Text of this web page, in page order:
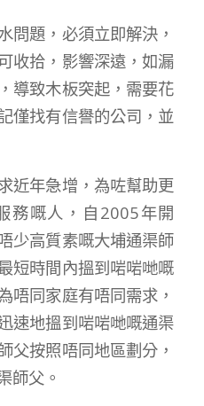
問題，必須立即解決，
收拾，影響深遠，如漏
導致木板突起，需要花
僅找有信譽的公司，並
近年急增，為咗幫助更
務嘅人，自2005年開
少高質素嘅大埔通渠師
短時間內搵到啱啱哋嘅
唔同家庭有唔同需求，
速地搵到啱啱哋嘅通渠
父按照唔同地區劃分，
師父。